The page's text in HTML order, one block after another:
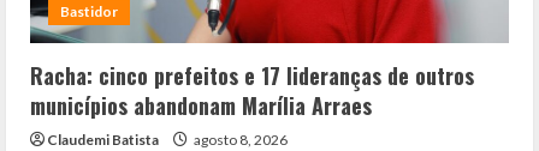
Bastidor
Racha: cinco prefeitos e 17 lideranças de outros
municípios abandonam Marília Arraes
Claudemi Batista agosto 8, 2026